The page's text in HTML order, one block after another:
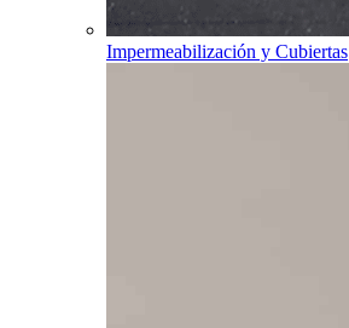
Impermeabilización y Cubiertas